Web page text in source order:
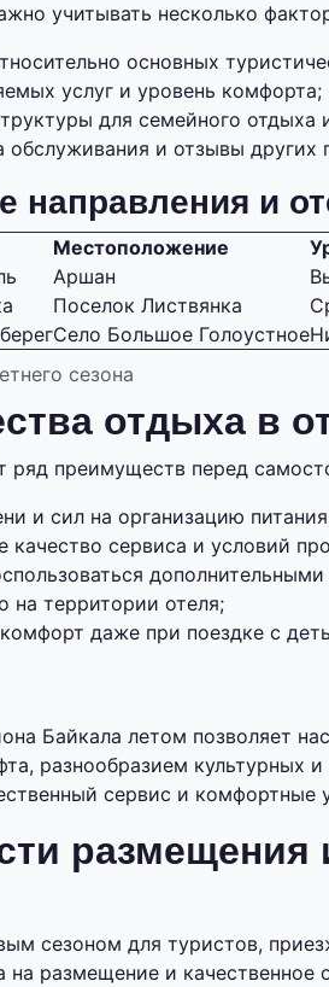
учитывать несколько
основных
услуг и уровень комфорта;
для семейного отдыха
обслуживания и отзывы других
направления и
сезона
Местоположение
Аршан
Поселок Листвянка
Село Большое Голоустное
отдыха в
ряд преимуществ перед
и сил на организацию
качество сервиса и условий
на территории отеля;
даже при поездке с
Байкала летом позволяет
разнообразием культурных
сервис и комфортные
размещения
сезоном для туристов,
на размещение и